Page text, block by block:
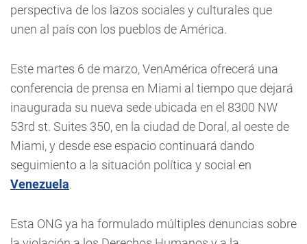
perspectiva de los lazos sociales y culturales que
unen al país con los pueblos de América.
Este martes 6 de marzo, VenAmérica ofrecerá una
conferencia de prensa en Miami al tiempo que dejará
inaugurada su nueva sede ubicada en el 8300 NW
53rd st. Suites 350, en la ciudad de Doral, al oeste de
Miami, y desde ese espacio continuará dando
seguimiento a la situación política y social en
Venezuela.
Esta ONG ya ha formulado múltiples denuncias sobre